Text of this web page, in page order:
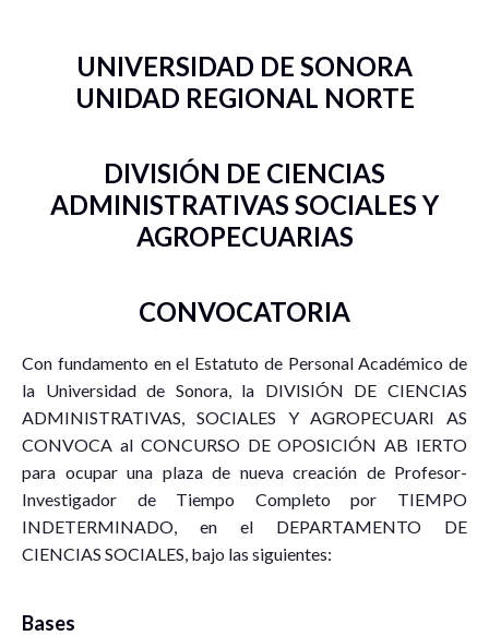
UNIVERSIDAD DE SONORA
UNIDAD REGIONAL NORTE
DIVISIÓN DE CIENCIAS
ADMINISTRATIVAS SOCIALES Y
AGROPECUARIAS
CONVOCATORIA
Con fundamento en el Estatuto de Personal Académico de
la Universidad de Sonora, la DIVISIÓN DE CIENCIAS
ADMINISTRATIVAS, SOCIALES Y AGROPECUARI AS
CONVOCA al CONCURSO DE OPOSICIÓN AB IERTO
para ocupar una plaza de nueva creación de Profesor-
Investigador de Tiempo Completo por TIEMPO
INDETERMINADO, en el DEPARTAMENTO DE
CIENCIAS SOCIALES, bajo las siguientes:
Bases